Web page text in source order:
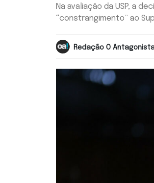
Na avaliação da USP, a
“constrangimento” ao
Redação O